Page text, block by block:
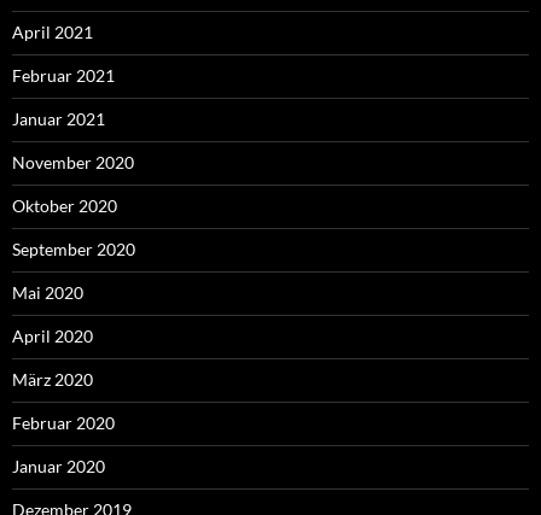
April 2021
Februar 2021
Januar 2021
November 2020
Oktober 2020
September 2020
Mai 2020
April 2020
März 2020
Februar 2020
Januar 2020
Dezember 2019